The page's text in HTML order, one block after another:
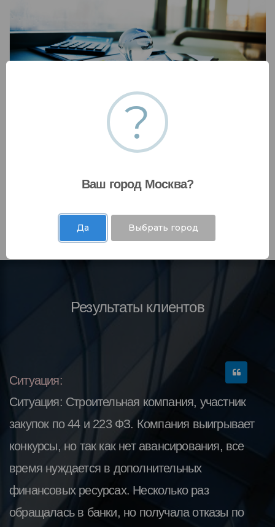
Подготовка отчетной документации
Подготовка финансовой отчетности о целевом
расходовании денежных средств, заключений
деятельности в соответствии с установленными
инвестором требованиями.
Результаты клиентов
Ситуация:
Ситуация: Строительная компания, участник
закупок по 44 и 223 ФЗ. Компания выигрывает
конкурсы, но так как нет авансирования, все
время нуждается в дополнительных
финансовых ресурсах. Несколько раз
обращалась в банки, но получала отказы по
?
Ваш город Москва?
Да Выбрать город